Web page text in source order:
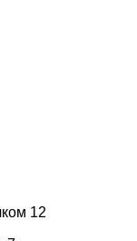
12